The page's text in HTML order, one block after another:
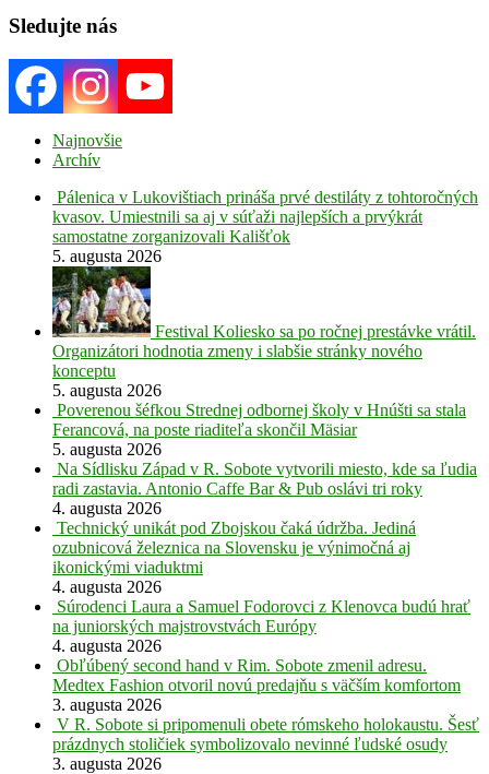
Sledujte nás
Najnovšie
Archív
Pálenica v Lukovištiach prináša prvé destiláty z tohtoročných
kvasov. Umiestnili sa aj v súťaži najlepších a prvýkrát
samostatne zorganizovali Kališťok
5. augusta 2026
Festival Koliesko sa po ročnej prestávke vrátil.
Organizátori hodnotia zmeny i slabšie stránky nového
konceptu
5. augusta 2026
Poverenou šéfkou Strednej odbornej školy v Hnúšti sa stala
Ferancová, na poste riaditeľa skončil Mäsiar
5. augusta 2026
Na Sídlisku Západ v R. Sobote vytvorili miesto, kde sa ľudia
radi zastavia. Antonio Caffe Bar & Pub oslávi tri roky
4. augusta 2026
Technický unikát pod Zbojskou čaká údržba. Jediná
ozubnicová železnica na Slovensku je výnimočná aj
ikonickými viaduktmi
4. augusta 2026
Súrodenci Laura a Samuel Fodorovci z Klenovca budú hrať
na juniorských majstrovstvách Európy
4. augusta 2026
Obľúbený second hand v Rim. Sobote zmenil adresu.
Medtex Fashion otvoril novú predajňu s väčším komfortom
3. augusta 2026
V R. Sobote si pripomenuli obete rómskeho holokaustu. Šesť
prázdnych stoličiek symbolizovalo nevinné ľudské osudy
3. augusta 2026